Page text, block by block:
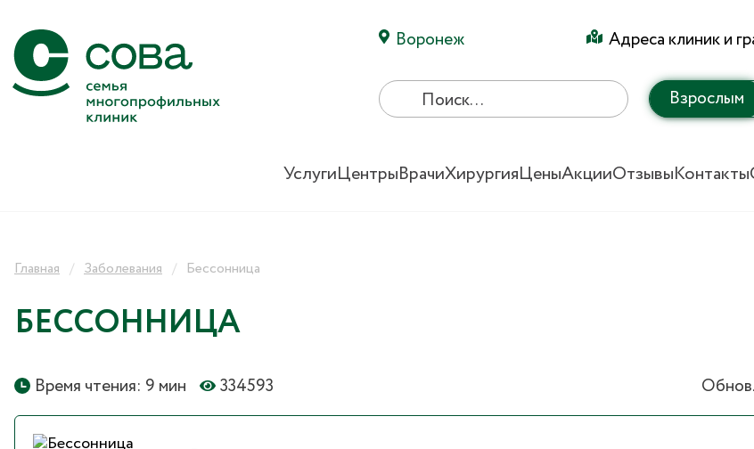
Воронеж Адреса клиник и
Взрослым
УслугиЦентрыВрачиХирургияЦеныАкцииОтзывыКонтакты
Главная Заболевания Бессонница
БЕССОННИЦА
Время чтения: 9 мин 334593